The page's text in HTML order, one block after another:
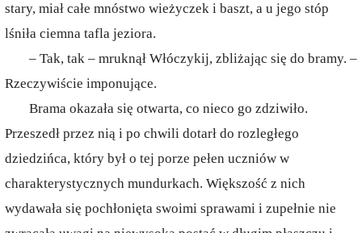
stary, miał całe mnóstwo wieżyczek i baszt, a u jego stóp
lśniła ciemna tafla jeziora.
– Tak, tak – mruknął Włóczykij, zbliżając się do bramy. –
Rzeczywiście imponujące.
Brama okazała się otwarta, co nieco go zdziwiło.
Przeszedł przez nią i po chwili dotarł do rozległego
dziedzińca, który był o tej porze pełen uczniów w
charakterystycznych mundurkach. Większość z nich
wydawała się pochłonięta swoimi sprawami i zupełnie nie